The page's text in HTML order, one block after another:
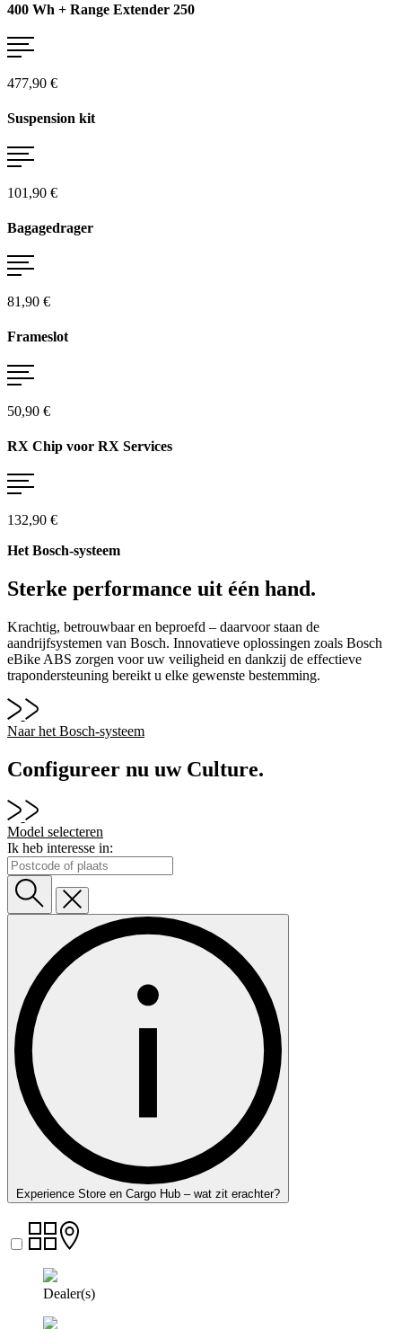
400 Wh + Range Extender 250
477,90 €
Suspension kit
101,90 €
Bagagedrager
81,90 €
Frameslot
50,90 €
RX Chip voor RX Services
132,90 €
Het Bosch-systeem
Sterke performance uit één hand.
Krachtig, betrouwbaar en beproefd – daarvoor staan de
aandrijfsystemen van Bosch. Innovatieve oplossingen zoals Bosch
eBike ABS zorgen voor uw veiligheid en dankzij de effectieve
trapondersteuning bereikt u elke gewenste bestemming.
Naar het Bosch-systeem
Configureer nu uw Culture.
Model selecteren
Ik heb interesse in:
Experience Store en Cargo Hub – wat zit erachter?
Dealer(s)